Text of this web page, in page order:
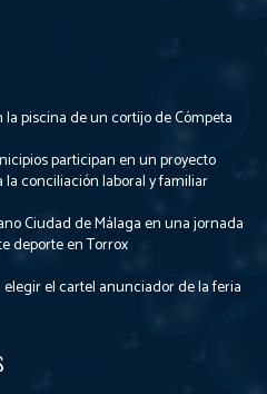
piscina de un cortijo de Cómpeta
participan en un proyecto
conciliación laboral y familiar
Ciudad de Málaga en una jornada
deporte en Torrox
el cartel anunciador de la feria